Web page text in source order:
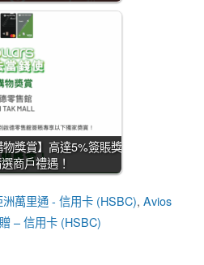
物獎賞】高達5%簽賬獎
商戶禮遇！
萬里通 - 信用卡 (HSBC), Avios
– 信用卡 (HSBC)